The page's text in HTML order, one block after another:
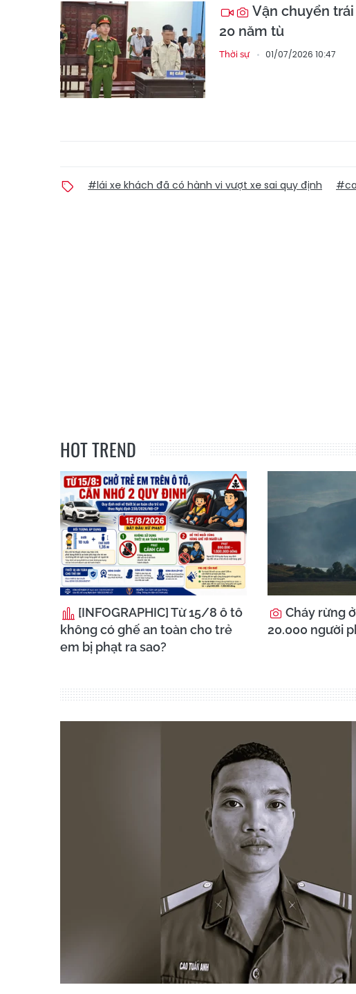
Vận chuyển
20 năm tù
Thời sự 01/07/2026 10:47
#lái xe khách đã có hành vi vượt xe sai quy định
HOT TREND
[INFOGRAPHIC] Từ 15/8 ô tô
không có ghế an toàn cho trẻ
em bị phạt ra sao?
Cháy rừng
20.000 người